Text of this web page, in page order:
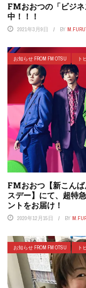
FMおおつの「ビジ
中！！！
2021年3月9日 BY
お知らせ FROM FM OTSU ト
FMおおつ【新こん
スデー】にて、超特
ントをお届け！
2020年12月15日 BY
お知らせ FROM FM OTSU ト